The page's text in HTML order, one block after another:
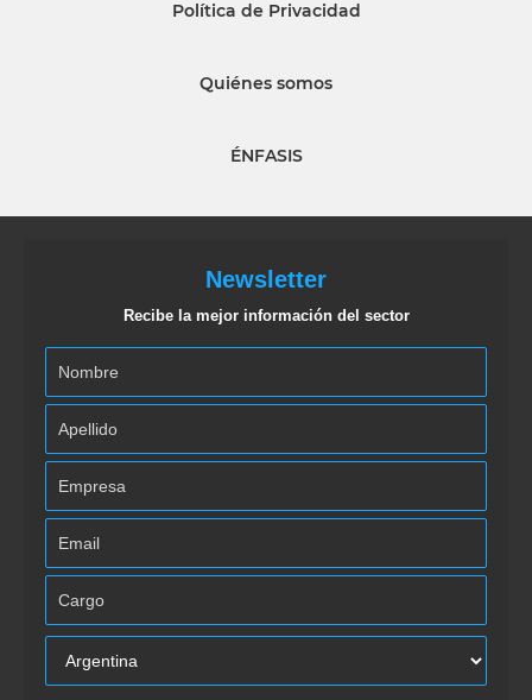
Política de Privacidad
Quiénes somos
ÉNFASIS
Newsletter
Recibe la mejor información del sector